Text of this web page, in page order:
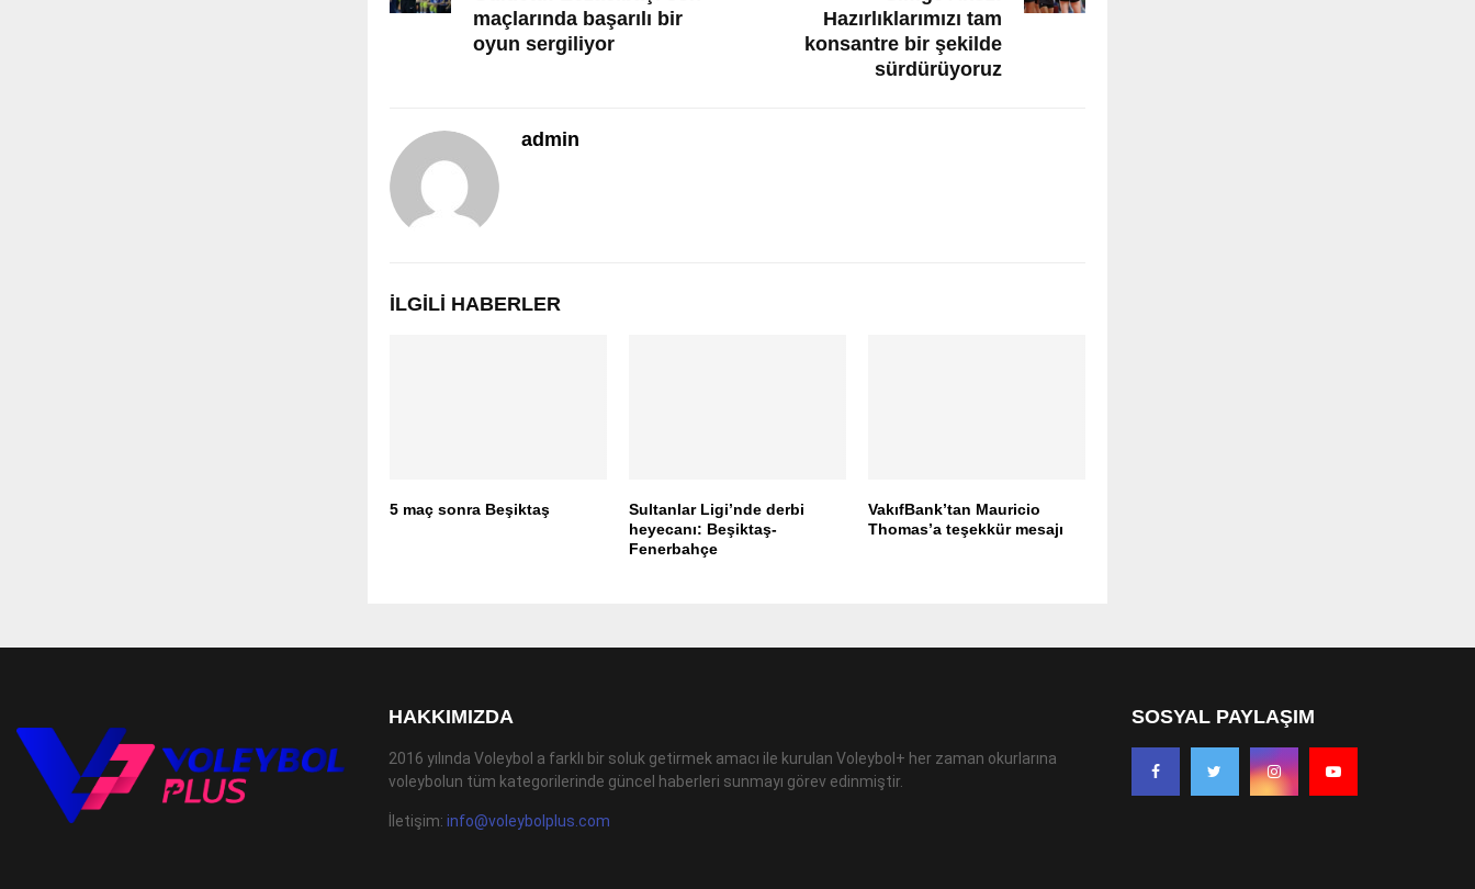
maçlarında başarılı bir
oyun sergiliyor
Hazırlıklarımızı tam
konsantre bir şekilde
sürdürüyoruz
admin
İLGILI HABERLER
5 maç sonra Beşiktaş
Sultanlar Ligi’nde derbi
heyecanı: Beşiktaş-
Fenerbahçe
VakıfBank’tan Mauricio
Thomas’a teşekkür mesajı
HAKKIMIZDA
2016 yılında Voleybol a farklı bir soluk getirmek amacı ile kurulan Voleybol+ her zaman okurlarına
voleybolun tüm kategorilerinde güncel haberleri sunmayı görev edinmiştir.
İletişim: info@voleybolplus.com
SOSYAL PAYLAŞIM